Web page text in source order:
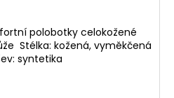
polobotky celokožené
Stélka: kožená, vyměkčená
syntetika